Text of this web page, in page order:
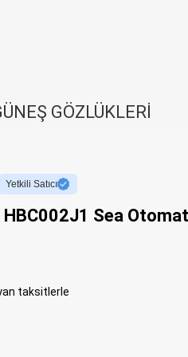
GÖZLÜKLERİ
Yetkili Satıcı
Sea
taksitlerle